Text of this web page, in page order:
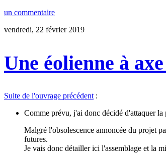
un commentaire
vendredi, 22 février 2019
Une éolienne à
Suite de l'ouvrage précédent :
Comme prévu, j'ai donc décidé d'attaquer
Malgré l'obsolescence annoncée du projet
futures.
Je vais donc détailler ici l'assemblage et la